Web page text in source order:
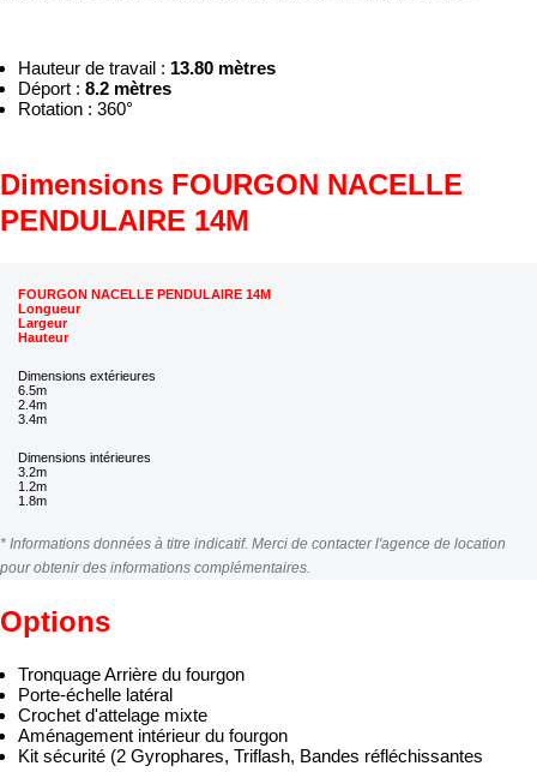
Hauteur de travail : 13.80 mètres
Déport : 8.2 mètres
Rotation : 360°
Dimensions FOURGON NACELLE
PENDULAIRE 14M
FOURGON NACELLE PENDULAIRE 14M
Longueur
Largeur
Hauteur
Dimensions extérieures
6.5m
2.4m
3.4m
Dimensions intérieures
3.2m
1.2m
1.8m
* Informations données à titre indicatif. Merci de contacter l'agence de location
pour obtenir des informations complémentaires.
Options
Tronquage Arrière du fourgon
Porte-échelle latéral
Crochet d'attelage mixte
Aménagement intérieur du fourgon
Kit sécurité (2 Gyrophares, Triflash, Bandes réfléchissantes